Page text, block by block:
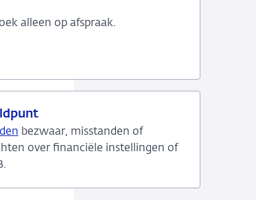
alleen op afspraak.
bezwaar, misstanden of
over financiële instellingen of